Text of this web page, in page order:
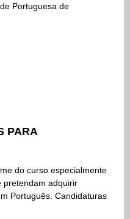
Portuguesa de
PARA
do curso especialmente
pretendam adquirir
Português. Candidaturas